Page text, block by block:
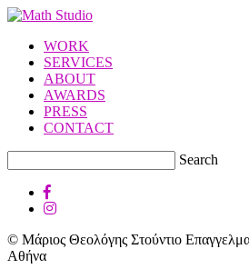
WORK
SERVICES
ABOUT
AWARDS
PRESS
CONTACT
Search
© Μάριος Θεολόγης Στούντιο
Αθήνα